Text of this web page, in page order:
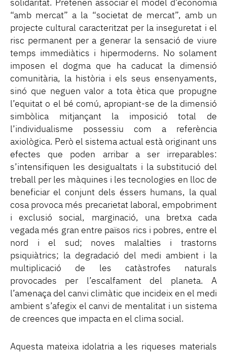
solidaritat. Pretenen associar el model d’economia
“amb mercat” a la “societat de mercat”, amb un
projecte cultural caracteritzat per la inseguretat i el
risc permanent per a generar la sensació de viure
temps immediàtics i hipermoderns. No solament
imposen el dogma que ha caducat la dimensió
comunitària, la història i els seus ensenyaments,
sinó que neguen valor a tota ètica que propugne
l’equitat o el bé comú, apropiant-se de la dimensió
simbòlica mitjançant la imposició total de
l’individualisme possessiu com a referència
axiològica. Però el sistema actual està originant uns
efectes que poden arribar a ser irreparables:
s’intensifiquen les desigualtats i la substitució del
treball per les màquines i les tecnologies en lloc de
beneficiar el conjunt dels éssers humans, la qual
cosa provoca més precarietat laboral, empobriment
i exclusió social, marginació, una bretxa cada
vegada més gran entre països rics i pobres, entre el
nord i el sud; noves malalties i trastorns
psiquiàtrics; la degradació del medi ambient i la
multiplicació de les catàstrofes naturals
provocades per l’escalfament del planeta. A
l’amenaça del canvi climàtic que incideix en el medi
ambient s’afegix el canvi de mentalitat i un sistema
de creences que impacta en el clima social.
Aquesta mateixa idolatria a les riqueses materials